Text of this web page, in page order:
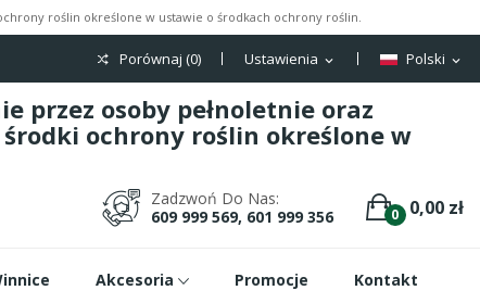
roślin określone w ustawie o środkach ochrony roślin.
Polski expand_more
Ustawienia expand_more
Porównaj (0)
przez osoby pełnoletnie oraz
ochrony roślin określone w
0 0,00 zł
Zadzwoń Do Nas:
609 999 569, 601 999 356
Akcesoria Promocje Kontakt